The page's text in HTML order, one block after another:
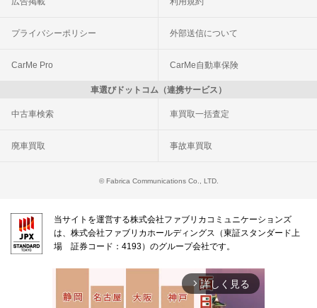
プライバシーポリシー 外部送信について
CarMe Pro CarMe自動車保険
車選びドットコム（連携サービス）
中古車検索 車買取一括査定
廃車買取 事故車買取
© Fabrica Communications Co., LTD.
当サイトを運営する株式会社ファブリカコミュニケーションズ
は、株式会社ファブリカホールディングス（東証スタンダード上
場 証券コード：4193）のグループ会社です。
arrow_forward_ios 詳しく見る